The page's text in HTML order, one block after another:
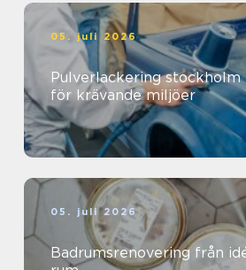
05. juli 2026
Pulverlackering stockholm hållbara ytor
för krävande miljöer
05. juli 2026
Badrumsrenovering från idé till färdigt